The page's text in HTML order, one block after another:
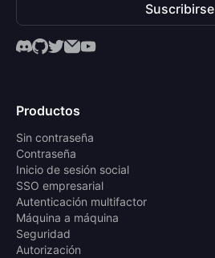
Suscribirse
Productos
Sin contraseña
Contraseña
Inicio de sesión social
SSO empresarial
Autenticación multifactor
Máquina a máquina
Seguridad
Autorización